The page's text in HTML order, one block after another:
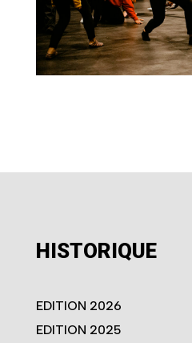
HISTORIQUE
EDITION 2026
EDITION 2025